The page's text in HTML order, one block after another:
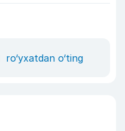
ro‘yxatdan o‘ting